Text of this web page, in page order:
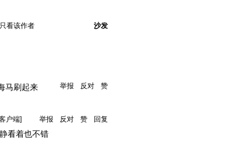
沙发
只看该作者
举报 反对 赞
马刷起来
户端] 举报 反对 赞
回复
看着也不错